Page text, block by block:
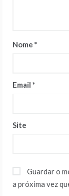
Nome *
Email *
Site
Guardar o
a próxima vez